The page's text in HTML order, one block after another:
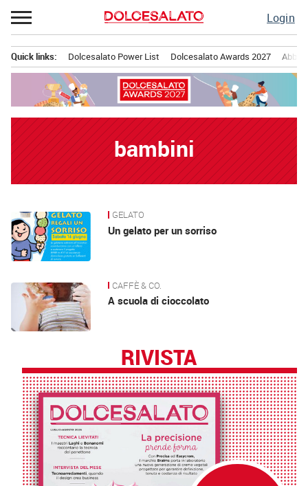
Passa
al
Login
principale
Quick links: Dolcesalato Power List Dolcesalato Awards 2027
bambini
News GELATO
Un gelato per un sorriso
CAFFÈ & CO.
A scuola di cioccolato
RIVISTA